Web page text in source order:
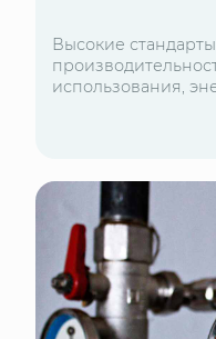
Высокие
использования,